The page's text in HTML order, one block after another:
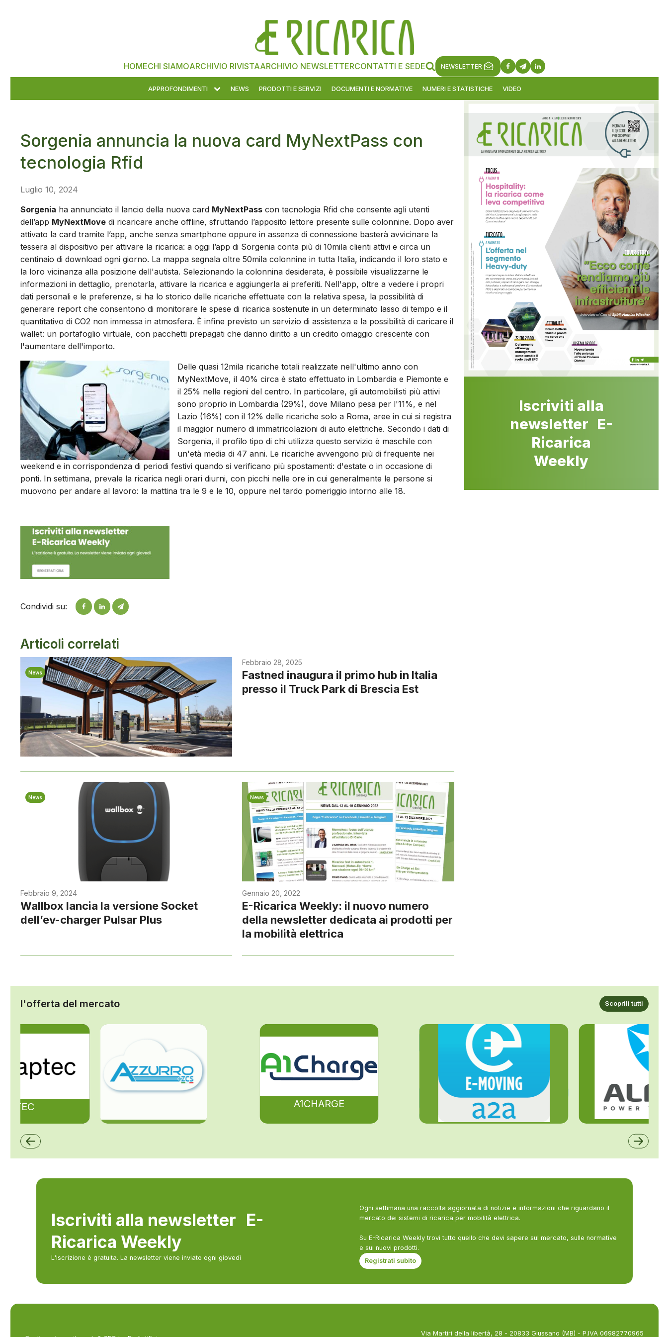
HOMECHI SIAMOARCHIVIO RIVISTAARCHIVIO NEWSLETTERCONTATTI E SEDE NEWSLETTER
APPROFONDIMENTI NEWS PRODOTTI E SERVIZI DOCUMENTI E NORMATIVE NUMERI E STATISTICHE VIDEO
Sorgenia annuncia la nuova card MyNextPass con
tecnologia Rfid
Luglio 10, 2024
Sorgenia ha annunciato il lancio della nuova card MyNextPass con tecnologia Rfid che consente agli utenti
dell’app MyNextMove di ricaricare anche offline, sfruttando l’apposito lettore presente sulle colonnine. Dopo aver
attivato la card tramite l’app, anche senza smartphone oppure in assenza di connessione basterà avvicinare la
tessera al dispositivo per attivare la ricarica: a oggi l’app di Sorgenia conta più di 10mila clienti attivi e circa un
centinaio di download ogni giorno. La mappa segnala oltre 50mila colonnine in tutta Italia, indicando il loro stato e
la loro vicinanza alla posizione dell'autista. Selezionando la colonnina desiderata, è possibile visualizzarne le
informazioni in dettaglio, prenotarla, attivare la ricarica e aggiungerla ai preferiti. Nell'app, oltre a vedere i propri
dati personali e le preferenze, si ha lo storico delle ricariche effettuate con la relativa spesa, la possibilità di
generare report che consentono di monitorare le spese di ricarica sostenute in un determinato lasso di tempo e il
quantitativo di CO2 non immessa in atmosfera. È infine previsto un servizio di assistenza e la possibilità di caricare il
wallet: un portafoglio virtuale, con pacchetti prepagati che danno diritto a un credito omaggio crescente con
l'aumentare dell'importo.
Delle quasi 12mila ricariche totali realizzate nell'ultimo anno con
MyNextMove, il 40% circa è stato effettuato in Lombardia e Piemonte e
il 25% nelle regioni del centro. In particolare, gli automobilisti più attivi
sono proprio in Lombardia (29%), dove Milano pesa per l'11%, e nel
Lazio (16%) con il 12% delle ricariche solo a Roma, aree in cui si registra
il maggior numero di immatricolazioni di auto elettriche. Secondo i dati di
Sorgenia, il profilo tipo di chi utilizza questo servizio è maschile con
un'età media di 47 anni. Le ricariche avvengono più di frequente nei
weekend e in corrispondenza di periodi festivi quando si verificano più spostamenti: d'estate o in occasione di
ponti. In settimana, prevale la ricarica negli orari diurni, con picchi nelle ore in cui generalmente le persone si
muovono per andare al lavoro: la mattina tra le 9 e le 10, oppure nel tardo pomeriggio intorno alle 18.
Condividi su:
Articoli correlati
News
Febbraio 28, 2025
Fastned inaugura il primo hub in Italia
presso il Truck Park di Brescia Est
News
Febbraio 9, 2024
Wallbox lancia la versione Socket
dell’ev-charger Pulsar Plus
News
Gennaio 20, 2022
E-Ricarica Weekly: il nuovo numero
della newsletter dedicata ai prodotti per
la mobilità elettrica
Iscriviti alla
newsletter E-
Ricarica
Weekly
l'offerta del mercato Scoprili tutti
A1CHARGE
ZCS Azzurro
Iscriviti alla newsletter E-
Ricarica Weekly
L’iscrizione è gratuita. La newsletter viene inviato ogni giovedì
Ogni settimana una raccolta aggiornata di notizie e informazioni che riguardano il
mercato dei sistemi di ricarica per mobilità elettrica.
Su E-Ricarica Weekly trovi tutto quello che devi sapere sul mercato, sulle normative
e sui nuovi prodotti.
Registrati subito
Via Martiri della libertà, 28 - 20833 Giussano (MB) - P.IVA 06982770965